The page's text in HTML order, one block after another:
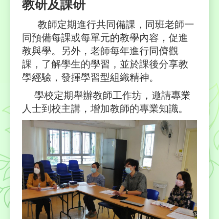
教研及課研
教師定期進行共同備課，同班老師一
同預備每課或每單元的教學內容，促進
教與學。另外，老師每年進行同儕觀
課，了解學生的學習，並於課後分享教
學經驗，發揮學習型組織精神。
學校定期舉辦教師工作坊，邀請專業
人士到校主講，增加教師的專業知識。